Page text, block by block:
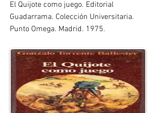
El Quijote como juego. Editorial
Guadarrama. Colección Universitaria.
Punto Omega. Madrid. 1975.